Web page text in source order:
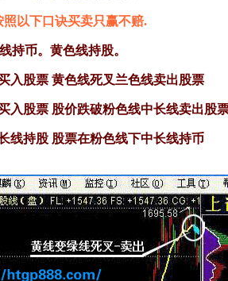
照以下口诀买卖只赢不赔.
持币。黄色线持股。
入股票 黄色线死叉兰色线卖出股票
入股票 股价跌破粉色线中长线卖出股
线持股 股票在粉色线下中长线持币